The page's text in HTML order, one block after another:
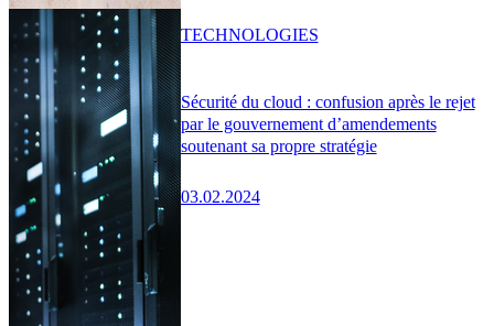
Sécurité du cloud : confusion après le rejet
par le gouvernement d’amendements
soutenant sa propre stratégie
03.02.2024
TECHNOLOGIES